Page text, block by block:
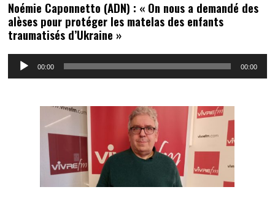
Noémie Caponnetto (ADN) : « On nous a demandé des
alèses pour protéger les matelas des enfants
traumatisés d’Ukraine »
Lecteur
00:00 00:00